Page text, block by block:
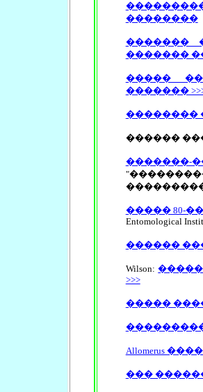
��������
�������
�������
�����
�������
��������
������
������������
����� 80-
Entomological
������
Wilson:
>>>
�����
���������
Allomerus
���